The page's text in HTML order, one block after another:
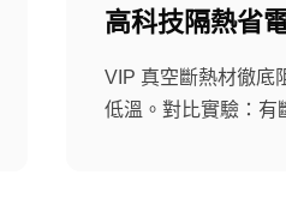
高科技隔熱省
VIP 真空斷熱材徹底
低溫。對比實驗：有